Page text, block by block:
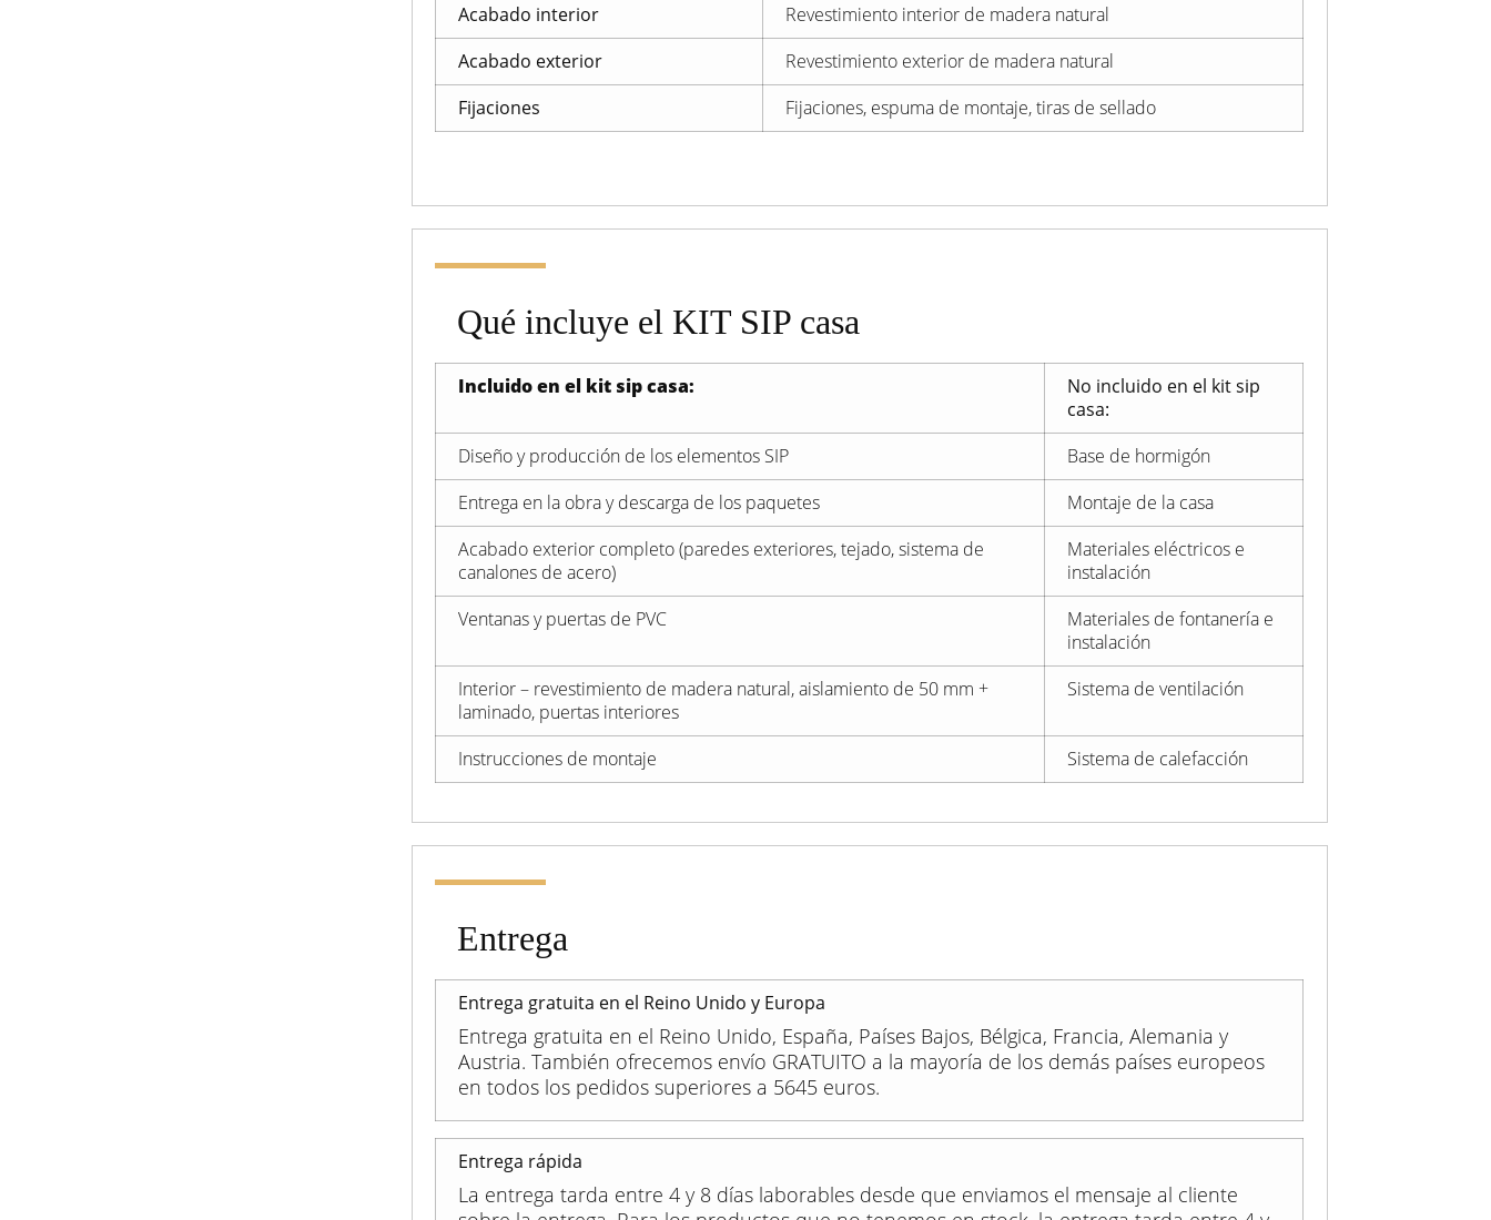
Acabado interior
Revestimiento interior de madera natural
Acabado exterior
Revestimiento exterior de madera natural
Fijaciones
Fijaciones, espuma de montaje, tiras de sellado
Qué incluye el KIT SIP casa
Incluido en el kit sip casa:
No incluido en el kit sip
casa:
Diseño y producción de los elementos SIP
Base de hormigón
Entrega en la obra y descarga de los paquetes
Montaje de la casa
Acabado exterior completo (paredes exteriores, tejado, sistema de
canalones de acero)
Materiales eléctricos e
instalación
Ventanas y puertas de PVC
Materiales de fontanería e
instalación
Interior – revestimiento de madera natural, aislamiento de 50 mm +
laminado, puertas interiores
Sistema de ventilación
Instrucciones de montaje Sistema de calefacción
Entrega
Entrega gratuita en el Reino Unido y Europa
Entrega gratuita en el Reino Unido, España, Países Bajos, Bélgica, Francia, Alemania y
Austria. También ofrecemos envío GRATUITO a la mayoría de los demás países europeos
en todos los pedidos superiores a 5645 euros.
Entrega rápida
La entrega tarda entre 4 y 8 días laborables desde que enviamos el mensaje al cliente